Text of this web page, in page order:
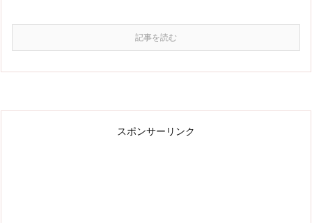
記事を読む
スポンサーリンク